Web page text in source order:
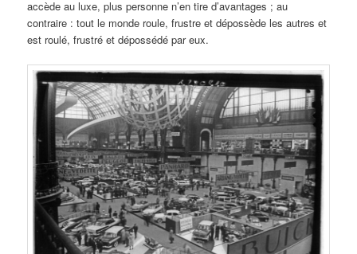
accède au luxe, plus personne n’en tire d’avantages ; au
contraire : tout le monde roule, frustre et dépossède les autres et
est roulé, frustré et dépossédé par eux.